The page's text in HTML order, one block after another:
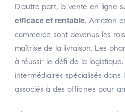
D’autre part, la vente en ligne
efficace et rentable. Amazon
commerce sont devenus les
maîtrise de la livraison. Les
à réussir le défi de la
intermédiaires spécialisés dans
associés à des officines pour